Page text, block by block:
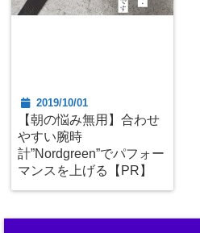
2019/10/01
【朝の悩み無用】合わせ
やすい腕時
計”Nordgreen”でパフォー
マンスを上げる【PR】